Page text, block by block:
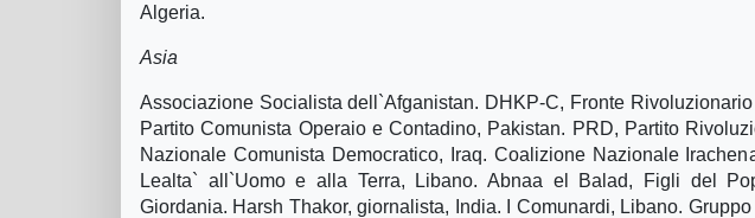
Algeria.
Asia
Associazione Socialista dell`Afganistan. DHKP-C, Fronte
Partito Comunista Operaio e Contadino, Pakistan. PRD, Partito
Nazionale Comunista Democratico, Iraq. Coalizione Nazionale
Lealta` all`Uomo e alla Terra, Libano. Abnaa el Balad, Figli del
Giordania. Harsh Thakor, giornalista, India. I Comunardi, Libano.